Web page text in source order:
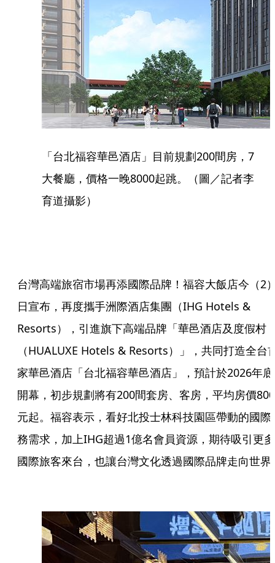
「台北福容華邑酒店」目前規劃200間房，7
大餐廳，價格一晚8000起跳。（圖／記者李
育道攝影）
台灣高端旅宿市場再添國際品牌！福容大飯店今（2
日宣布，再度攜手洲際酒店集團（IHG Hotels &
Resorts），引進旗下高端品牌「華邑酒店及度假村
（HUALUXE Hotels & Resorts）」，共同打造全台
家華邑酒店「台北福容華邑酒店」，預計於2026年底
開幕，初步規劃將有200間套房、客房，平均房價
元起。福容表示，看好北投士林科技園區帶動的國際
務需求，加上IHG超過1億名會員資源，期待吸引更多
國際旅客來台，也讓台灣文化透過國際品牌走向世界